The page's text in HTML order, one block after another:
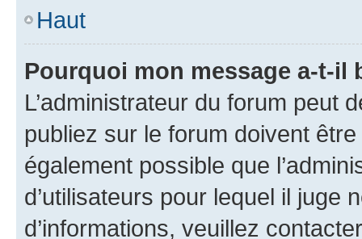
Haut
Pourquoi mon message a-t-il
L’administrateur du forum peut
publiez sur le forum doivent
également possible que
d’utilisateurs pour lequel il juge
d’informations, veuillez